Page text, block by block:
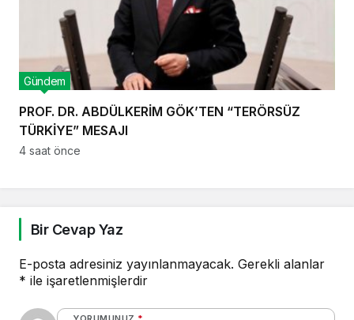
PROF. DR. ABDÜLKERİM GÖK’TEN “TERÖRSÜZ
TÜRKİYE” MESAJI
Gündem
4 saat önce
Bir Cevap Yaz
E-posta adresiniz yayınlanmayacak. Gerekli alanlar
* ile işaretlenmişlerdir